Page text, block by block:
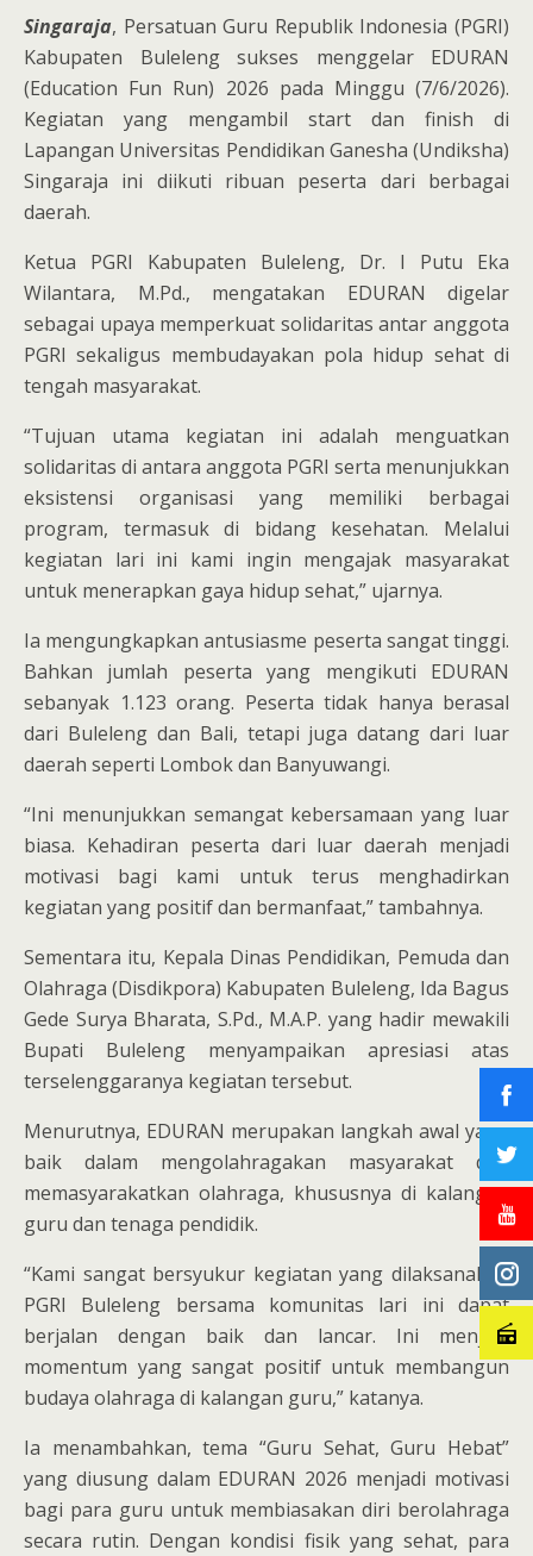
Singaraja, Persatuan Guru Republik Indonesia (PGRI)
Kabupaten Buleleng sukses menggelar EDURAN
(Education Fun Run) 2026 pada Minggu (7/6/2026).
Kegiatan yang mengambil start dan finish di
Lapangan Universitas Pendidikan Ganesha (Undiksha)
Singaraja ini diikuti ribuan peserta dari berbagai
daerah.
Ketua PGRI Kabupaten Buleleng, Dr. I Putu Eka
Wilantara, M.Pd., mengatakan EDURAN digelar
sebagai upaya memperkuat solidaritas antar anggota
PGRI sekaligus membudayakan pola hidup sehat di
tengah masyarakat.
“Tujuan utama kegiatan ini adalah menguatkan
solidaritas di antara anggota PGRI serta menunjukkan
eksistensi organisasi yang memiliki berbagai
program, termasuk di bidang kesehatan. Melalui
kegiatan lari ini kami ingin mengajak masyarakat
untuk menerapkan gaya hidup sehat,” ujarnya.
Ia mengungkapkan antusiasme peserta sangat tinggi.
Bahkan jumlah peserta yang mengikuti EDURAN
sebanyak 1.123 orang. Peserta tidak hanya berasal
dari Buleleng dan Bali, tetapi juga datang dari luar
daerah seperti Lombok dan Banyuwangi.
“Ini menunjukkan semangat kebersamaan yang luar
biasa. Kehadiran peserta dari luar daerah menjadi
motivasi bagi kami untuk terus menghadirkan
kegiatan yang positif dan bermanfaat,” tambahnya.
Sementara itu, Kepala Dinas Pendidikan, Pemuda dan
Olahraga (Disdikpora) Kabupaten Buleleng, Ida Bagus
Gede Surya Bharata, S.Pd., M.A.P. yang hadir mewakili
Bupati Buleleng menyampaikan apresiasi atas
terselenggaranya kegiatan tersebut.
Menurutnya, EDURAN merupakan langkah awal yang
baik dalam mengolahragakan masyarakat dan
memasyarakatkan olahraga, khususnya di kalangan
guru dan tenaga pendidik.
“Kami sangat bersyukur kegiatan yang dilaksanakan
PGRI Buleleng bersama komunitas lari ini dapat
berjalan dengan baik dan lancar. Ini menjadi
momentum yang sangat positif untuk membangun
budaya olahraga di kalangan guru,” katanya.
Ia menambahkan, tema “Guru Sehat, Guru Hebat”
yang diusung dalam EDURAN 2026 menjadi motivasi
bagi para guru untuk membiasakan diri berolahraga
secara rutin. Dengan kondisi fisik yang sehat, para